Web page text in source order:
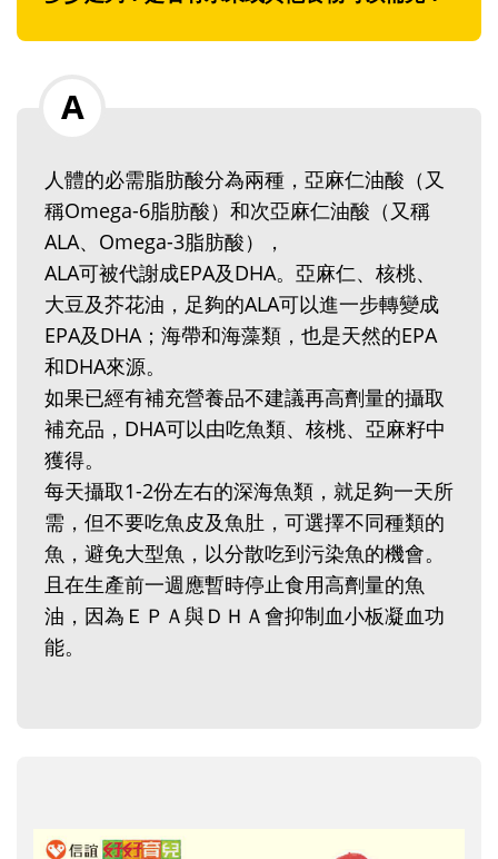
人體的必需脂肪酸分為兩種，亞麻仁油酸（又
稱Omega-6脂肪酸）和次亞麻仁油酸（又稱
ALA、Omega-3脂肪酸），
ALA可被代謝成EPA及DHA。亞麻仁、核桃、
大豆及芥花油，足夠的ALA可以進一步轉變成
EPA及DHA；海帶和海藻類，也是天然的EPA
和DHA來源。
如果已經有補充營養品不建議再高劑量的攝取
補充品，DHA可以由吃魚類、核桃、亞麻籽中
獲得。
每天攝取1-2份左右的深海魚類，就足夠一天所
需，但不要吃魚皮及魚肚，可選擇不同種類的
魚，避免大型魚，以分散吃到污染魚的機會。
且在生產前一週應暫時停止食用高劑量的魚
油，因為ＥＰＡ與ＤＨＡ會抑制血小板凝血功
能。